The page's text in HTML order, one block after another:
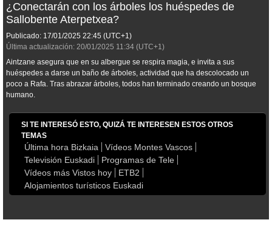
¿Conectarán con los árboles los huéspedes de
Sallobente Aterpetxea?
Publicado: 17/01/2025 22:45 (UTC+1)
Última actualización: 20/01/2025 11:34 (UTC+1)
Aintzane asegura que en su albergue se respira magia, e invita a sus
huéspedes a darse un baño de árboles, actividad que ha descolocado un
poco a Rafa. Tras abrazar árboles, todos han terminado creando un bosque
humano.
SI TE INTERESÓ ESTO, QUIZÁ TE INTERESEN ESTOS OTROS
TEMAS
Última hora Bizkaia
Vídeos Montes Vascos
Televisión Euskadi
Programas de Tele
Vídeos más Vistos hoy
ETB2
Alojamientos turísticos Euskadi